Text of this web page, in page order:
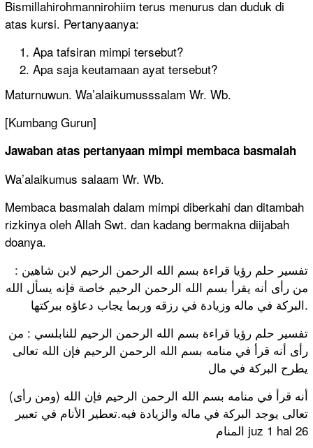
Bismillahirohmannirohiim terus menurus dan duduk di
atas kursi. Pertanyaanya:
Apa tafsiran mimpi tersebut?
Apa saja keutamaan ayat tersebut?
Maturnuwun. Wa’alaikumusssalam Wr. Wb.
[Kumbang Gurun]
Jawaban atas pertanyaan mimpi membaca basmalah
Wa’alaikumus salaam Wr. Wb.
Membaca basmalah dalam mimpi diberkahi dan ditambah
rizkinya oleh Allah Swt. dan kadang bermakna diijabah
doanya.
تفسير حلم رؤيا قراءة بسم الله الرحمن الرحيم لابن شاهين :
من رأى أنه يقرأ بسم الله الرحمن الرحيم خاصة فإنه يسأل الله
البركة في ماله وزيادة في رزقه وربما يجاب دعاؤه ببركتها.
تفسير حلم رؤيا قراءة بسم الله الرحمن الرحيم للنابلسي : من
رأى أنه قرأ في منامه بسم الله الرحمن الرحيم فإن الله تعالى
يطرح البركة في مال
(ومن رأى) أنه قرأ في منامه بسم الله الرحمن الرحيم فإن الله
تعالى يوجد البركة في ماله والزيادة فيه.تعطير الأنام في تعبير
المنام juz 1 hal 26